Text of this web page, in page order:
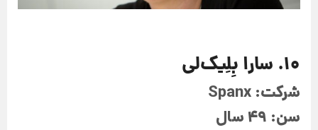
10. سارا بِلِیک‌لی
شرکت: Spanx
سن: 49 سال